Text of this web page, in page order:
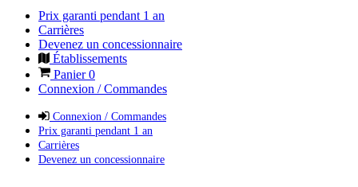
Prix garanti pendant 1 an
Carrières
Devenez un concessionnaire
Établissements
Panier0
Connexion / Commandes
Connexion / Commandes
Prix garanti pendant 1 an
Carrières
Devenez un concessionnaire